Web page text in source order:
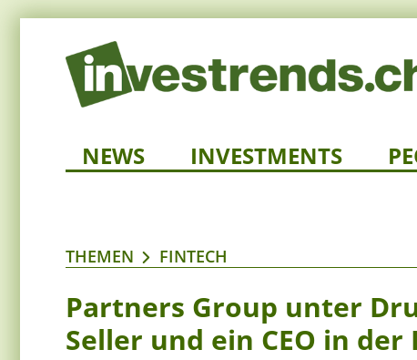
NEWS INVESTMENTS
THEMEN FINTECH
Partners Group unter
Seller und ein CEO in der